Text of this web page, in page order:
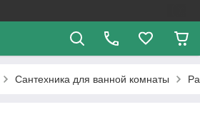
Сантехника для ванной комнаты